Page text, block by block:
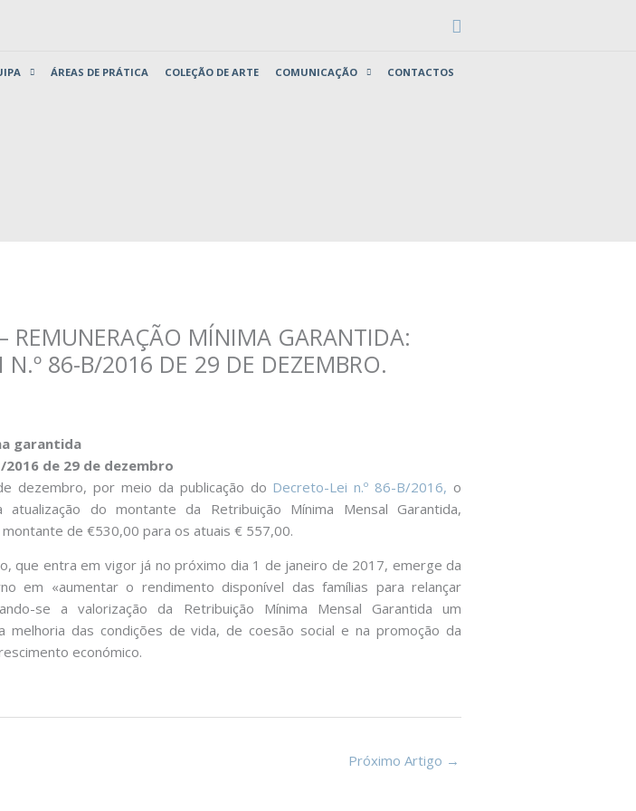
Search
ÁREAS DE PRÁTICA COLEÇÃO DE ARTE COMUNICAÇÃO CONTACTOS
REMUNERAÇÃO MÍNIMA GARANTIDA:
N.º 86-B/2016 DE 29 DE DEZEMBRO.
garantida
2016 de 29 de dezembro
dezembro, por meio da publicação do Decreto-Lei n.º 86-B/2016, o
do montante da Retribuição Mínima Mensal Garantida,
de €530,00 para os atuais € 557,00.
que entra em vigor já no próximo dia 1 de janeiro de 2017, emerge da
em «aumentar o rendimento disponível das famílias para relançar
se a valorização da Retribuição Mínima Mensal Garantida um
melhoria das condições de vida, de coesão social e na promoção da
económico.
Próximo Artigo →